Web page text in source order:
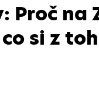
Proč na
si z